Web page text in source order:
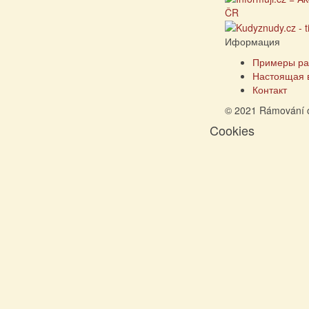
Иформация
Примеры
Настоящая
Контакт
© 2021 Rámování
Cookies